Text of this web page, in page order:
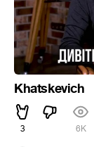
Khatskevich
3 6K